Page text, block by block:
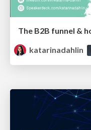
katarinadahlin